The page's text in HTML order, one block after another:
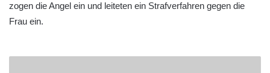
zogen die Angel ein und leiteten ein Strafverfahren gegen die
Frau ein.